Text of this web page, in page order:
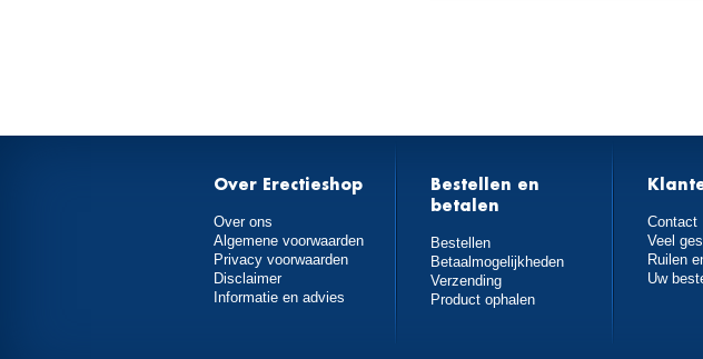
Over Erectieshop
Over ons
Algemene voorwaarden
Privacy voorwaarden
Disclaimer
Informatie en advies
Bestellen en
betalen
Bestellen
Betaalmogelijkheden
Verzending
Product ophalen
Contact
Veel
Ruilen
Uw